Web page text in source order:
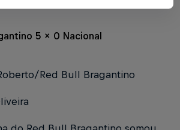
5 x 0 Nacional
Red Bull Bragantino